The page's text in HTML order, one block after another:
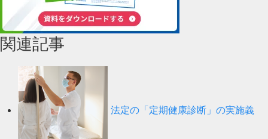
関連記事
法定の「定期健康診断」の実施義